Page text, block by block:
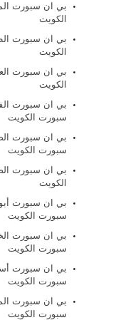
الكويت
الكويت
الكويت
سبورت الكويت
سبورت الكويت
الكويت
سبورت الكويت
سبورت الكويت
سبورت الكويت
سبورت الكويت